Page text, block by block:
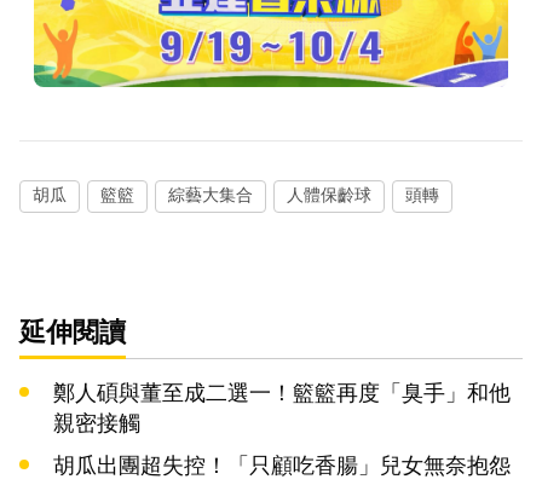
胡瓜 籃籃 綜藝大集合 人體保齡球 頭轉
延伸閱讀
鄭人碩與董至成二選一！籃籃再度「臭手」和他
親密接觸
胡瓜出團超失控！「只顧吃香腸」兒女無奈抱怨